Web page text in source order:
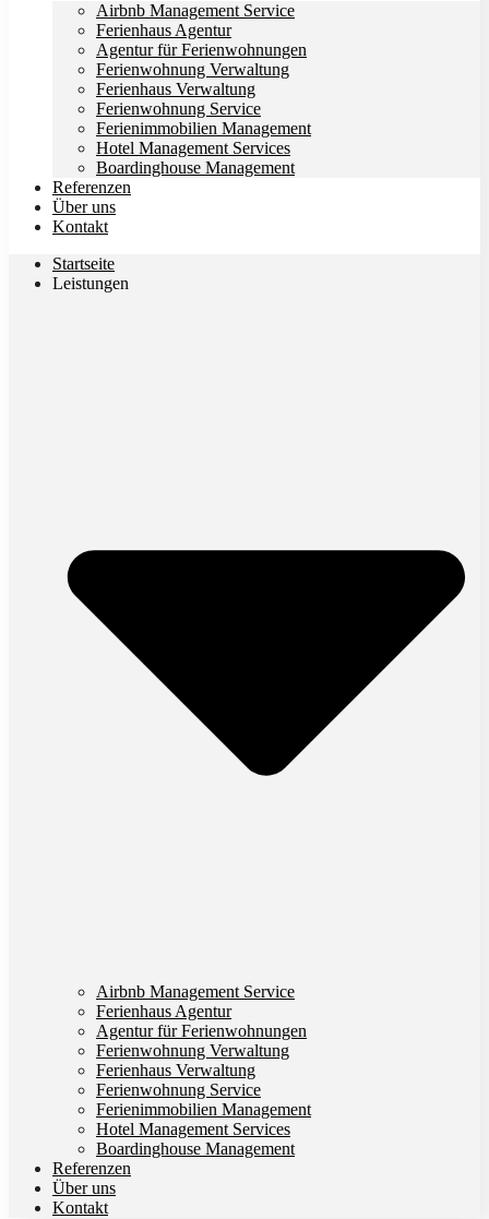
Airbnb Management Service
Ferienhaus Agentur
Agentur für Ferienwohnungen
Ferienwohnung Verwaltung
Ferienhaus Verwaltung
Ferienwohnung Service
Ferienimmobilien Management
Hotel Management Services
Boardinghouse Management
Referenzen
Über uns
Kontakt
Startseite
Leistungen
Airbnb Management Service
Ferienhaus Agentur
Agentur für Ferienwohnungen
Ferienwohnung Verwaltung
Ferienhaus Verwaltung
Ferienwohnung Service
Ferienimmobilien Management
Hotel Management Services
Boardinghouse Management
Referenzen
Über uns
Kontakt